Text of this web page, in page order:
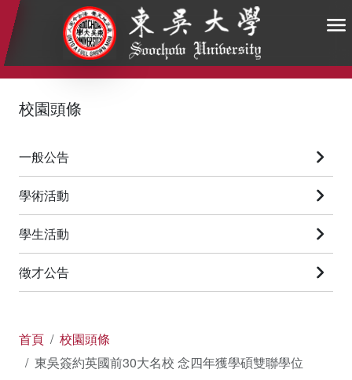
:::
校園頭條
一般公告
學術活動
學生活動
徵才公告
首頁
校園頭條
東吳簽約英國前30大名校 念四年獲學碩雙聯學位